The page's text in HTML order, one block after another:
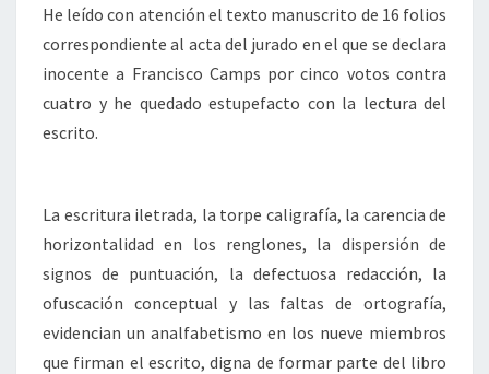
He leído con atención el texto manuscrito de 16 folios
correspondiente al acta del jurado en el que se declara
inocente a Francisco Camps por cinco votos contra
cuatro y he quedado estupefacto con la lectura del
escrito.
La escritura iletrada, la torpe caligrafía, la carencia de
horizontalidad en los renglones, la dispersión de
signos de puntuación, la defectuosa redacción, la
ofuscación conceptual y las faltas de ortografía,
evidencian un analfabetismo en los nueve miembros
que firman el escrito, digna de formar parte del libro